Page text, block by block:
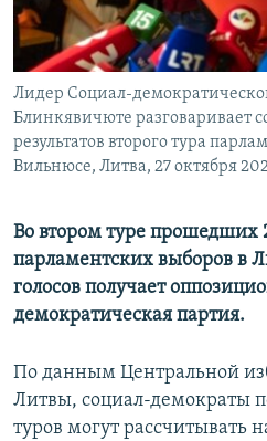
ПОБЕДИТЕЛЕЙ НЕ СУДЯТ?
КРЫМ.НЕПОКОРЕННЫЙ
ELIFBE
УКРАИНСКАЯ ПРОБЛЕМА КРЫМА
ПРИСОЕДИНЯЙТЕСЬ!
Все сайты RFE/RL
Лидер Социал-
Блинкявичюте разговаривает
результатов второго тура
Вильнюсе, Литва, 27 октября
Во втором туре прошедших
парламентских выборов в
голосов получает
демократическая партия.
По данным Центральной
Литвы, социал-демократы
туров могут рассчитывать